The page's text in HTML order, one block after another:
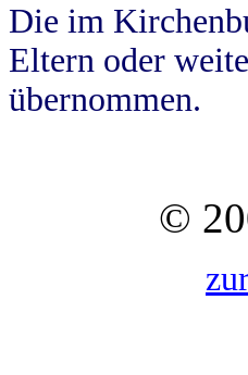
Die im
Eltern oder
übernommen.
©